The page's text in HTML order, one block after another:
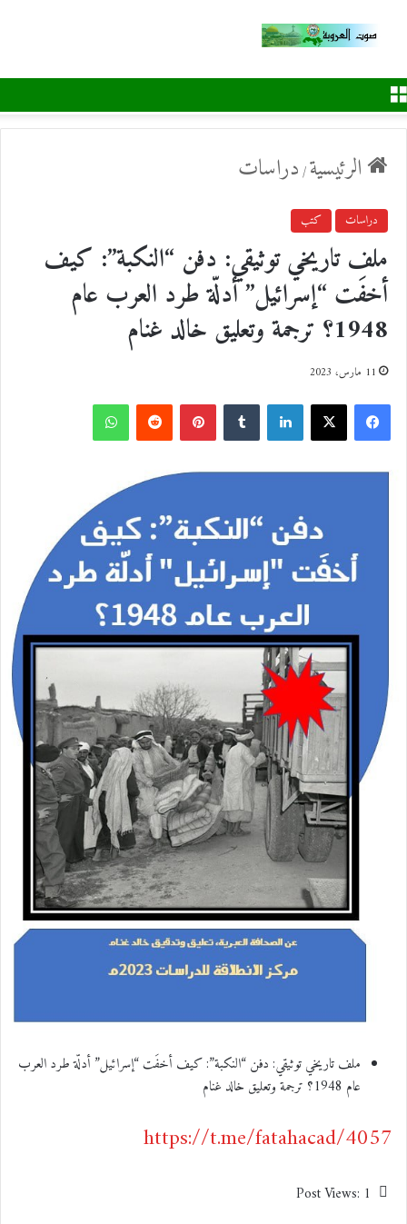
الرئيسية/ دراسات
دراسات كتب
ملف تاريخي توثيقي: دفن “النكبة”: كيف
أخفَت “إسرائيل” أدلّة طرد العرب عام
1948؟ ترجمة وتعليق خالد غنام
11 مارس، 2023
ي
ب
ك
X
ي
ن
ك
د
إ
ن
T
u
m
l
ي
ن
ي
ر
ي
س
ت
e
d
d
i
t
ت
س
ب
ملف تاريخي توثيقي: دفن “النكبة”: كيف أخفَت “إسرائيل” أدلّة طرد العرب
عام 1948؟ ترجمة وتعليق خالد غنام
https://t.me/fatahacad/4057
Post Views: 1